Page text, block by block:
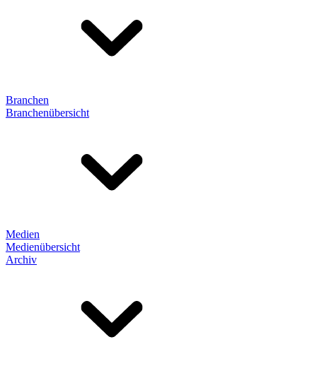
Branchen
Branchenübersicht
Medien
Medienübersicht
Archiv